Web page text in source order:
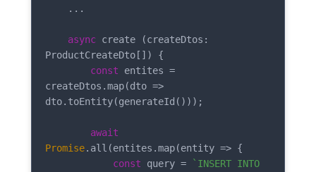
async create (createDtos:
ProductCreateDto[]) {
const entites =
createDtos.map(dto =>
dto.toEntity(generateId()));
await
Promise.all(entites.map(entity => {
const query =
`INSERT INTO